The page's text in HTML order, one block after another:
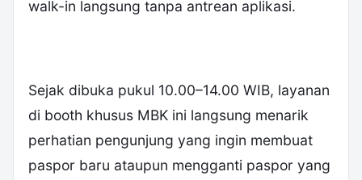
walk-in langsung tanpa antrean aplikasi.
Sejak dibuka pukul 10.00–14.00 WIB, layanan
di booth khusus MBK ini langsung menarik
perhatian pengunjung yang ingin membuat
paspor baru ataupun mengganti paspor yang